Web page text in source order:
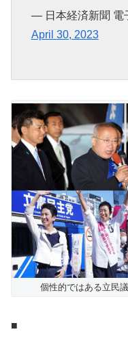
— 日本経済新聞 電
April 30, 2023
個性的ではある立民
■